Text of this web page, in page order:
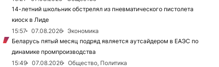
14-летний школьник обстрелял из пневматического пистолета
киоск в Лиде
15:57
07.08.2026
Экономика
Беларусь пятый месяц подряд является аутсайдером в ЕАЭС по
динамике промпроизводства
15:49
07.08.2026
Общество, Политика